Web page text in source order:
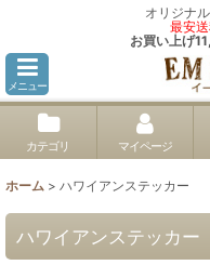
オリジナ
最安
お買い上げ
メニュー
カテゴリ マイページ
ホーム > ハワイアンステッカー
ハワイアンステッカー